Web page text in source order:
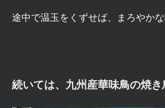
途中で温玉をくずせば、まろやか
続いては、 九州産華味鳥の焼き